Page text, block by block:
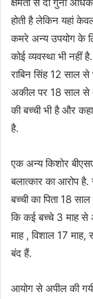
होती है लेकिन यहां
कमरे अन्य उपयोग के
कोई व्यवस्था भी नहीं
राबिन सिंह 12 साल
अकील पर 18 साल से
की बच्ची भी है और
है.
एक अन्य किशोर
बलात्कार का आरोप
बच्ची का पिता 18
कि कई बच्चे 3 माह
माह , विशाल 17
बंद हैं.
आयोग से अपील की